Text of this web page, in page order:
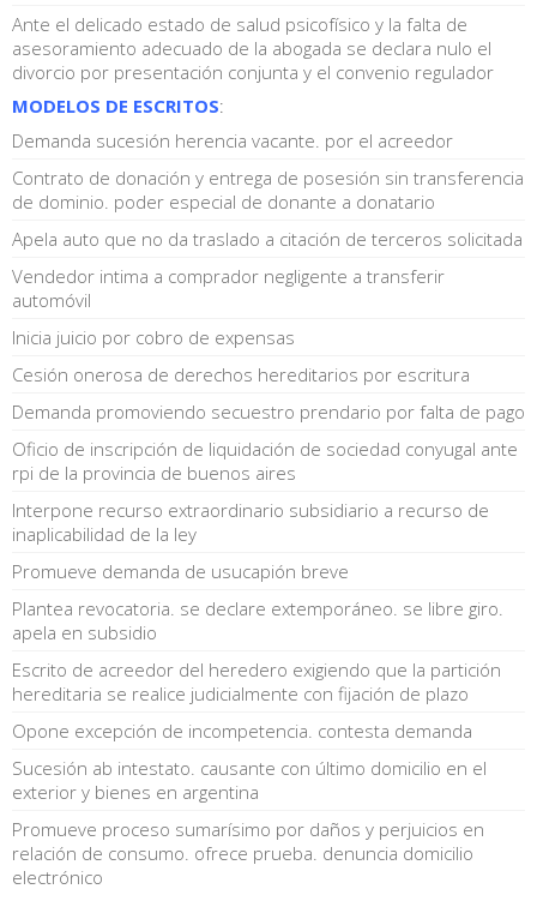
Ante el delicado estado de salud psicofísico y la falta de
asesoramiento adecuado de la abogada se declara nulo el
divorcio por presentación conjunta y el convenio regulador
MODELOS DE ESCRITOS:
Demanda sucesión herencia vacante. por el acreedor
Contrato de donación y entrega de posesión sin transferencia
de dominio. poder especial de donante a donatario
Apela auto que no da traslado a citación de terceros solicitada
Vendedor intima a comprador negligente a transferir
automóvil
Inicia juicio por cobro de expensas
Cesión onerosa de derechos hereditarios por escritura
Demanda promoviendo secuestro prendario por falta de pago
Oficio de inscripción de liquidación de sociedad conyugal ante
rpi de la provincia de buenos aires
Interpone recurso extraordinario subsidiario a recurso de
inaplicabilidad de la ley
Promueve demanda de usucapión breve
Plantea revocatoria. se declare extemporáneo. se libre giro.
apela en subsidio
Escrito de acreedor del heredero exigiendo que la partición
hereditaria se realice judicialmente con fijación de plazo
Opone excepción de incompetencia. contesta demanda
Sucesión ab intestato. causante con último domicilio en el
exterior y bienes en argentina
Promueve proceso sumarísimo por daños y perjuicios en
relación de consumo. ofrece prueba. denuncia domicilio
electrónico